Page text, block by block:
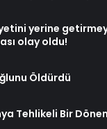
yerine
olay oldu!
Öldürdü
Tehlikeli Bir